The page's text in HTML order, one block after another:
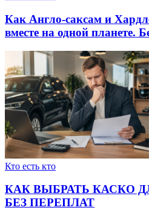
Как Англо-саксам и
вместе на одной планете.
Кто есть кто
КАК ВЫБРАТЬ КАСКО
БЕЗ ПЕРЕПЛАТ